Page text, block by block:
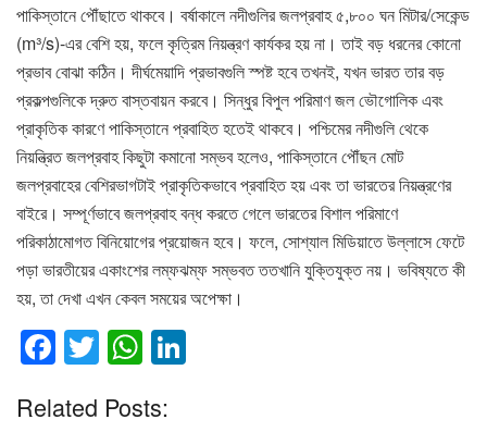
পাকিস্তানে পৌঁছাতে থাকবে। বর্ষাকালে নদীগুলির জলপ্রবাহ ৫,৮০০ ঘন মিটার/সেকেন্ড
(m³/s)-এর বেশি হয়, ফলে কৃত্রিম নিয়ন্ত্রণ কার্যকর হয় না। তাই বড় ধরনের কোনো
প্রভাব বোঝা কঠিন। দীর্ঘমেয়াদি প্রভাবগুলি স্পষ্ট হবে তখনই, যখন ভারত তার বড়
প্রকল্পগুলিকে দ্রুত বাস্তবায়ন করবে। সিন্ধুর বিপুল পরিমাণ জল ভৌগোলিক এবং
প্রাকৃতিক কারণে পাকিস্তানে প্রবাহিত হতেই থাকবে। পশ্চিমের নদীগুলি থেকে
নিয়ন্ত্রিত জলপ্রবাহ কিছুটা কমানো সম্ভব হলেও, পাকিস্তানে পৌঁছন মোট
জলপ্রবাহের বেশিরভাগটাই প্রাকৃতিকভাবে প্রবাহিত হয় এবং তা ভারতের নিয়ন্ত্রণের
বাইরে। সম্পূর্ণভাবে জলপ্রবাহ বন্ধ করতে গেলে ভারতের বিশাল পরিমাণে
পরিকাঠামোগত বিনিয়োগের প্রয়োজন হবে। ফলে, সোশ্যাল মিডিয়াতে উল্লাসে ফেটে
পড়া ভারতীয়ের একাংশের লম্ফঝম্ফ সম্ভবত ততখানি যুক্তিযুক্ত নয়। ভবিষ্যতে কী
হয়, তা দেখা এখন কেবল সময়ের অপেক্ষা।
F
c
T
tt
W
at
Related Posts: